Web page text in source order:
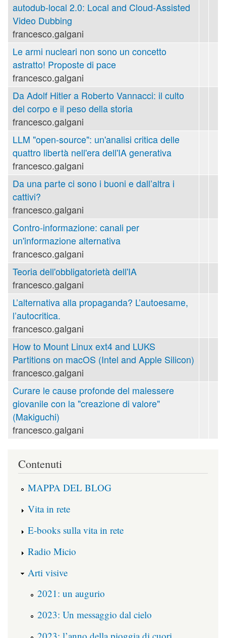
autodub-local 2.0: Local and Cloud-Assisted
Video Dubbing
francesco.galgani
Le armi nucleari non sono un concetto
astratto! Proposte di pace
francesco.galgani
Da Adolf Hitler a Roberto Vannacci: il culto
del corpo e il peso della storia
francesco.galgani
LLM "open-source": un'analisi critica delle
quattro libertà nell'era dell'IA generativa
francesco.galgani
Da una parte ci sono i buoni e dall’altra i
cattivi?
francesco.galgani
Contro-informazione: canali per
un'informazione alternativa
francesco.galgani
Teoria dell'obbligatorietà dell'IA
francesco.galgani
L’alternativa alla propaganda? L’autoesame,
l’autocritica.
francesco.galgani
How to Mount Linux ext4 and LUKS
Partitions on macOS (Intel and Apple Silicon)
francesco.galgani
Curare le cause profonde del malessere
giovanile con la "creazione di valore"
(Makiguchi)
francesco.galgani
Contenuti
MAPPA DEL BLOG
Vita in rete
E-books sulla vita in rete
Radio Micio
Arti visive
2021: un augurio
2023: Un messaggio dal cielo